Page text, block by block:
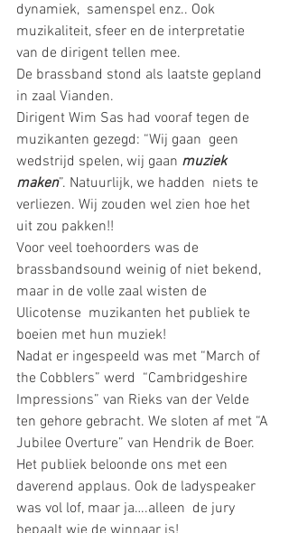
dynamiek,  samenspel enz.. Ook
muzikaliteit, sfeer en de interpretatie
van de dirigent tellen mee.
De brassband stond als laatste gepland
in zaal Vianden.
Dirigent Wim Sas had vooraf tegen de
muzikanten gezegd: “Wij gaan  geen
wedstrijd spelen, wij gaan muziek
maken”. Natuurlijk, we hadden  niets te
verliezen. Wij zouden wel zien hoe het
uit zou pakken!!
Voor veel toehoorders was de
brassbandsound weinig of niet bekend,
maar in de volle zaal wisten de
Ulicotense  muzikanten het publiek te
boeien met hun muziek!
Nadat er ingespeeld was met “March of
the Cobblers” werd  “Cambridgeshire
Impressions” van Rieks van der Velde
ten gehore gebracht. We sloten af met “A
Jubilee Overture” van Hendrik de Boer.
Het publiek beloonde ons met een
daverend applaus. Ook de ladyspeaker
was vol lof, maar ja….alleen  de jury